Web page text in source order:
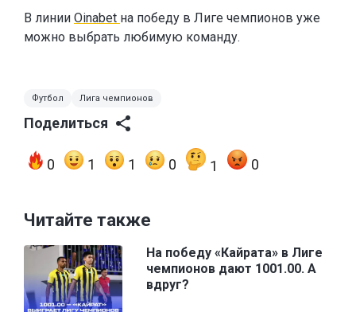
В линии Oinabet на победу в Лиге чемпионов уже
можно выбрать любимую команду.
Футбол Лига чемпионов
Поделиться
0 1 1 0 1 0
Читайте также
На победу «Кайрата» в Лиге
чемпионов дают 1001.00. А
вдруг?